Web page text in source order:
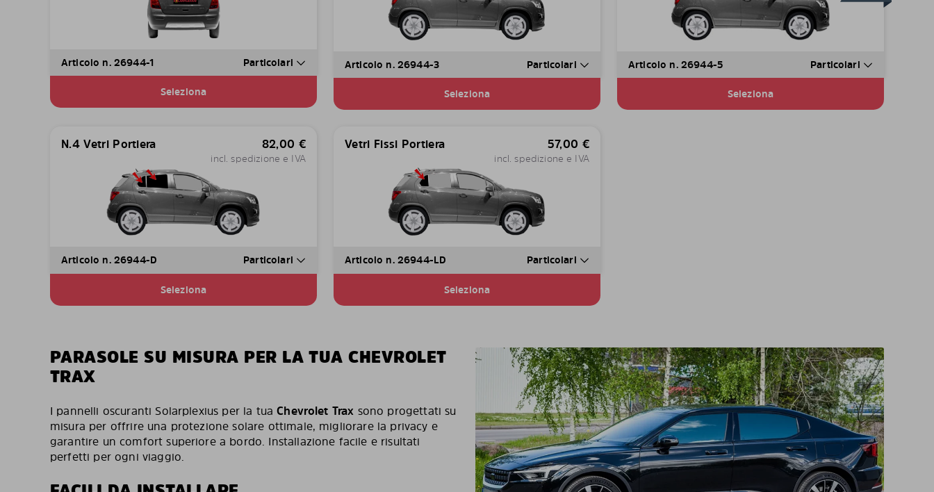
Articolo n. 26944-1 Particolari
Seleziona
Articolo n. 26944-3 Particolari
Seleziona
Articolo n. 26944-5 Particolari
Seleziona
N.4 Vetri Portiera 82,00 €
incl. spedizione e IVA
Articolo n. 26944-D Particolari
Seleziona
Vetri Fissi Portiera 57,00 €
incl. spedizione e IVA
Articolo n. 26944-LD Particolari
Seleziona
PARASOLE SU MISURA PER LA TUA CHEVROLET
TRAX
I pannelli oscuranti Solarplexius per la tuaChevrolet Trax sono progettati su
misura per offrire una protezione solare ottimale, migliorare la privacy e
garantire un comfort superiore a bordo. Installazione facile e risultati
perfetti per ogni viaggio.